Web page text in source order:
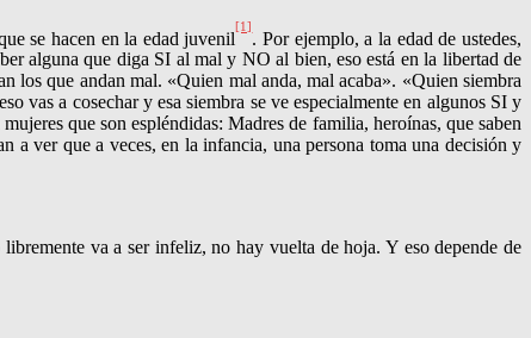
se hacen en la edad juvenil
[1]
. Por ejemplo, a la edad de uste­des,
alguna que diga SI al mal y NO al bien, eso está en la libertad de
los que andan mal. «Quien mal anda, mal acaba». «Quien siembra
vas a cosechar y esa siembra se ve especialmente en algunos SI y
que son espléndidas: Madres de familia, heroínas, que saben
a ver que a veces, en la infancia, una persona toma una decisión y
va a ser infeliz, no hay vuelta de hoja. Y eso depende de